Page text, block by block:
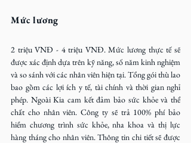
Mức lương
2 triệu VNĐ - 4 triệu VNĐ. Mức lương thực tế sẽ
được xác định dựa trên kỹ năng, số năm kinh nghiệm
và so sánh với các nhân viên hiện tại. Tổng gói thù lao
bao gồm các lợi ích y tế, tài chính và thời gian nghỉ
phép. Ngoài Kia cam kết đảm bảo sức khỏe và thể
chất cho nhân viên. Công ty sẽ trả 100% phí bảo
hiểm chương trình sức khỏe, nha khoa và thị lực
hàng tháng cho nhân viên. Thông tin chi tiết sẽ được